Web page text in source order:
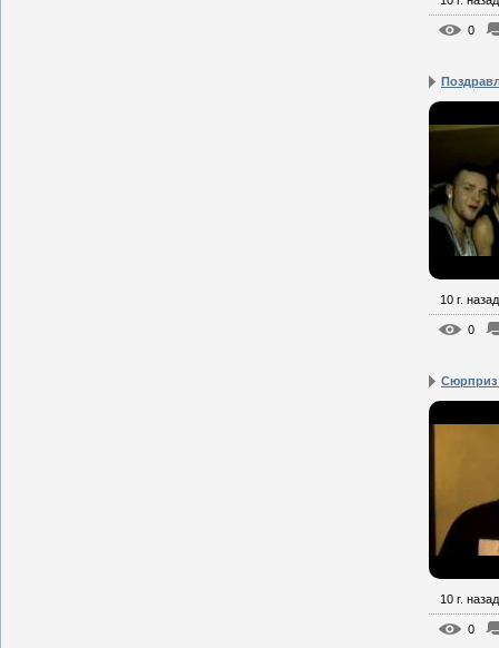
0
10 г. назад
0
Сюрприз
10 г. назад
0